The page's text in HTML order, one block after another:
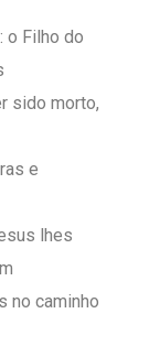
o Filho do
sido morto,
e
lhes
no caminho